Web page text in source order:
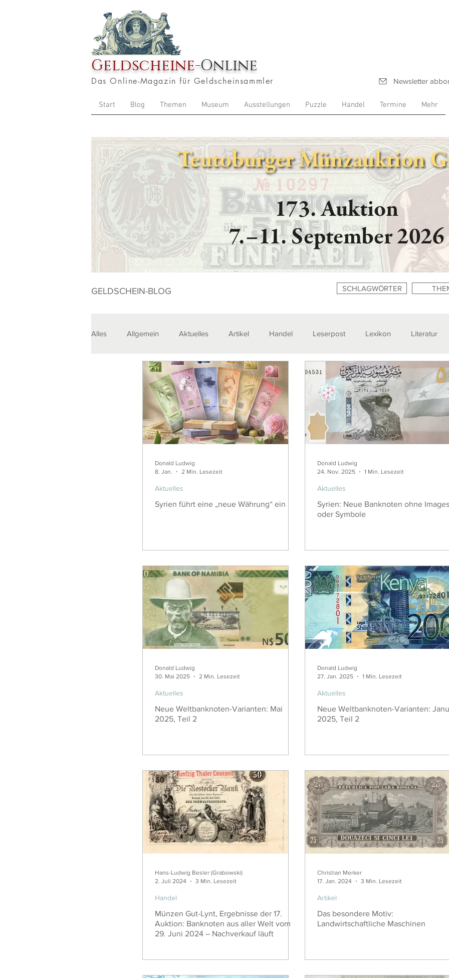
Geldscheine-Online
Das Online-Magazin für Geldscheinsammler Newsletter
Start Blog Themen Museum Ausstellungen Puzzle Handel Termine Mehr
GELDSCHEIN-BLOG SCHLAGWÖRTER
Alles Allgemein Aktuelles Artikel Handel Leserpost Lexikon Literatur
Sammlungen Veranstaltungen Zitate Ausstellungen
Donald Ludwig
8. Jan.
2 Min. Lesezeit
Aktuelles
Syrien führt eine „neue Währung“ ein
Donald Ludwig
24. Nov. 2025
1 Min. Lesezeit
Aktuelles
Syrien: Neue Banknoten ohne Images
oder Symbole
Donald Ludwig
30. Mai 2025
2 Min. Lesezeit
Aktuelles
Neue Weltbanknoten-Varianten: Mai
2025, Teil 2
Donald Ludwig
27. Jan. 2025
1 Min. Lesezeit
Aktuelles
Neue Weltbanknoten-Varianten:
2025, Teil 2
Hans-Ludwig Besler (Grabowski)
2. Juli 2024
3 Min. Lesezeit
Handel
Münzen Gut-Lynt, Ergebnisse der 17.
Auktion: Banknoten aus aller Welt vom
29. Juni 2024 – Nachverkauf läuft
Christian Merker
17. Jan. 2024
3 Min. Lesezeit
Artikel
Das besondere Motiv:
Landwirtschaftliche Maschinen